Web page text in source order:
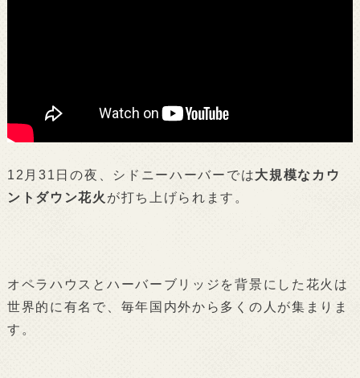
12月31日の夜、シドニーハーバーでは大規模なカウ
ントダウン花火 が打ち上げられます。
オペラハウスとハーバーブリッジを背景にした花火は
世界的に有名で、毎年国内外から多くの人が集まりま
す。